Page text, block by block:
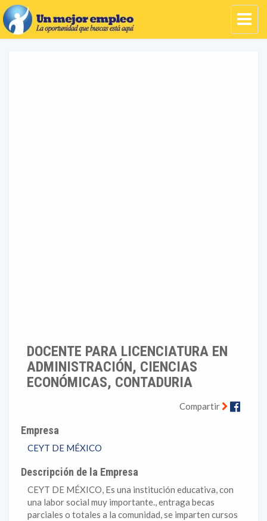
DOCENTE PARA LICENCIATURA EN
ADMINISTRACIÓN, CIENCIAS
ECONÓMICAS, CONTADURIA
Compartir
Empresa
CEYT DE MÉXICO
Descripción de la Empresa
CEYT DE MÉXICO, Es una institución educativa, con
una labor social muy importante., entraga becas
parciales o totales a la comunidad, se imparten cursos